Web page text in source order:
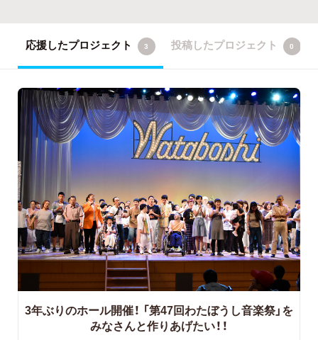
応援したプロジェクト 3 投稿したプロジェクト 0
3年ぶりのホール開催！ 「第47回わたぼうし音楽祭」を
みなさんと作りあげたい！！